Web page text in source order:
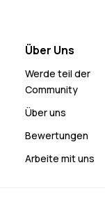
Über Uns
Werde teil der
Community
Über uns
Bewertungen
Arbeite mit uns